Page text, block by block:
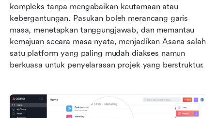
kompleks tanpa mengabaikan keutamaan atau
kebergantungan. Pasukan boleh merancang garis
masa, menetapkan tanggungjawab, dan memantau
kemajuan secara masa nyata, menjadikan Asana salah
satu platform yang paling mudah diakses namun
berkuasa untuk penyelarasan projek yang berstruktur.